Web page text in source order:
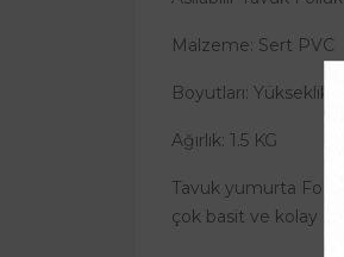
Malzeme: Sert PVC
Boyutları: Yükseklik
Ağırlık: 1.5 KG
Tavuk yumurta
çok basit ve kolay